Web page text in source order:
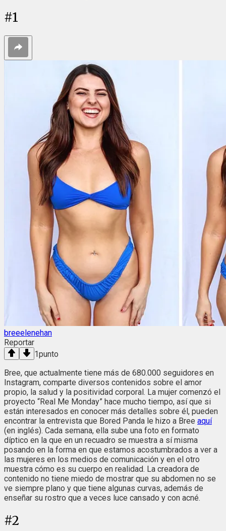
#1
breeelenehan
Reportar
1punto
Bree, que actualmente tiene más de 680.000 seguidores en
Instagram, comparte diversos contenidos sobre el amor
propio, la salud y la positividad corporal. La mujer comenzó el
proyecto “Real Me Monday” hace mucho tiempo, así que si
están interesados en conocer más detalles sobre él, pueden
encontrar la entrevista que Bored Panda le hizo a Bree aquí
(en inglés). Cada semana, ella sube una foto en formato
díptico en la que en un recuadro se muestra a sí misma
posando en la forma en que estamos acostumbrados a ver a
las mujeres en los medios de comunicación y en el otro
muestra cómo es su cuerpo en realidad. La creadora de
contenido no tiene miedo de mostrar que su abdomen no se
ve siempre plano y que tiene algunas curvas, además de
enseñar su rostro que a veces luce cansado y con acné.
#2